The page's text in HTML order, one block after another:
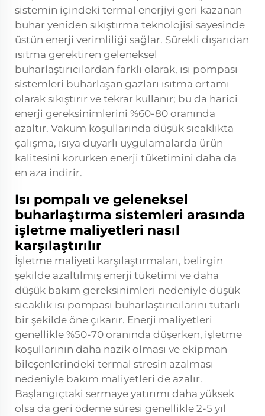
sistemin içindeki termal enerjiyi geri kazanan
buhar yeniden sıkıştırma teknolojisi sayesinde
üstün enerji verimliliği sağlar. Sürekli dışarıdan
ısıtma gerektiren geleneksel
buharlaştırıcılardan farklı olarak, ısı pompası
sistemleri buharlaşan gazları ısıtma ortamı
olarak sıkıştırır ve tekrar kullanır; bu da harici
enerji gereksinimlerini %60-80 oranında
azaltır. Vakum koşullarında düşük sıcaklıkta
çalışma, ısıya duyarlı uygulamalarda ürün
kalitesini korurken enerji tüketimini daha da
en aza indirir.
Isı pompalı ve geleneksel
buharlaştırma sistemleri arasında
işletme maliyetleri nasıl
karşılaştırılır
İşletme maliyeti karşılaştırmaları, belirgin
şekilde azaltılmış enerji tüketimi ve daha
düşük bakım gereksinimleri nedeniyle düşük
sıcaklık ısı pompası buharlaştırıcılarını tutarlı
bir şekilde öne çıkarır. Enerji maliyetleri
genellikle %50-70 oranında düşerken, işletme
koşullarının daha nazik olması ve ekipman
bileşenlerindeki termal stresin azalması
nedeniyle bakım maliyetleri de azalır.
Başlangıçtaki sermaye yatırımı daha yüksek
olsa da geri ödeme süresi genellikle 2-5 yıl